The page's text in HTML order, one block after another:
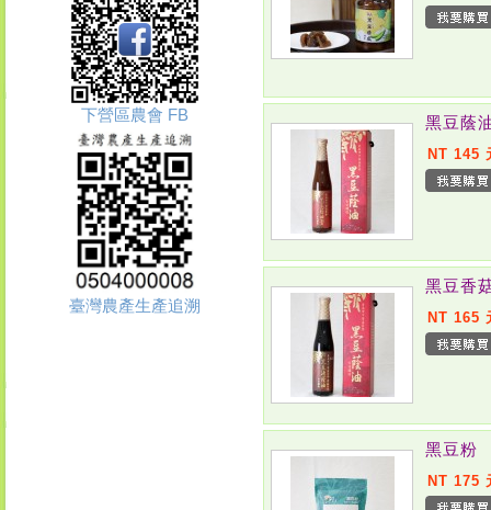
下營區農會 FB
臺灣農產生產追溯
黑豆蔭
NT 145
黑豆香
NT 165
黑豆粉
NT 175